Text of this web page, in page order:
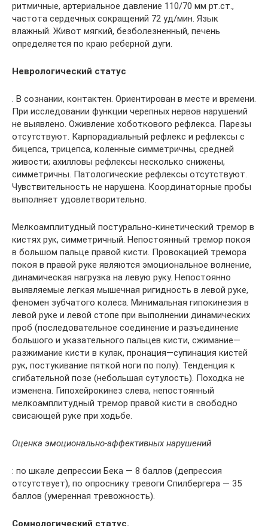
ритмичные, артериальное давление 110/70 мм рт.ст.,
частота сердечных сокращений 72 уд/мин. Язык
влажный. Живот мягкий, безболезненный, печень
определяется по краю реберной дуги.
Неврологический статус
. В сознании, контактен. Ориентирован в месте и времени.
При исследовании функции черепных нервов нарушений
не выявлено. Оживление хоботкового рефлекса. Парезы
отсутствуют. Карпорадиальный рефлекс и рефлексы с
бицепса, трицепса, коленные симметричны, средней
живости; ахилловы рефлексы несколько снижены,
симметричны. Патологические рефлексы отсутствуют.
Чувствительность не нарушена. Координаторные пробы
выполняет удовлетворительно.
Мелкоамплитудный постурально-кинетический тремор в
кистях рук, симметричный. Непостоянный тремор покоя
в большом пальце правой кисти. Провокацией тремора
покоя в правой руке являются эмоциональное волнение,
динамическая нагрузка на левую руку. Непостоянно
выявляемые легкая мышечная ригидность в левой руке,
феномен зубчатого колеса. Минимальная гипокинезия в
левой руке и левой стопе при выполнении динамических
проб (последовательное соединение и разъединение
большого и указательного пальцев кисти, сжимание—
разжимание кисти в кулак, пронация—супинация кистей
рук, постукивание пяткой ноги по полу). Тенденция к
сгибательной позе (небольшая сутулость). Походка не
изменена. Гипохейрокинез слева, непостоянный
мелкоамплитудный тремор правой кисти в свободно
свисающей руке при ходьбе.
Оценка эмоционально-аффективных нарушений
: по шкале депрессии Бека — 8 баллов (депрессия
отсутствует), по опроснику тревоги Спилбергера — 35
баллов (умеренная тревожность).
Сомнологический статус.